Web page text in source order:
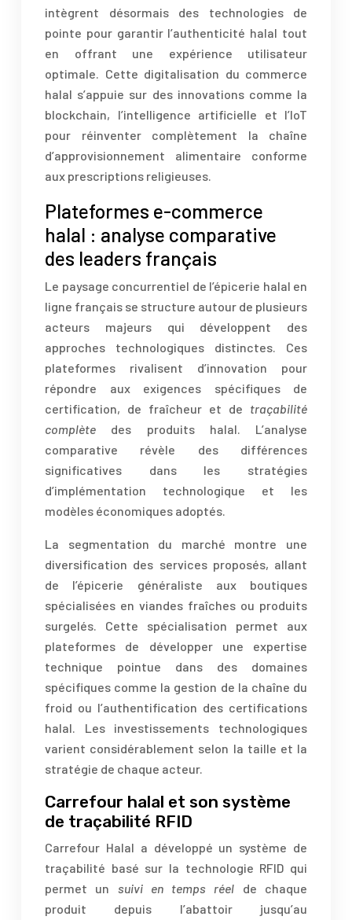
intègrent désormais des technologies de
pointe pour garantir l’authenticité halal tout
en offrant une expérience utilisateur
optimale. Cette digitalisation du commerce
halal s’appuie sur des innovations comme la
blockchain, l’intelligence artificielle et l’IoT
pour réinventer complètement la chaîne
d’approvisionnement alimentaire conforme
aux prescriptions religieuses.
Plateformes e-commerce
halal : analyse comparative
des leaders français
Le paysage concurrentiel de l’épicerie halal en
ligne français se structure autour de plusieurs
acteurs majeurs qui développent des
approches technologiques distinctes. Ces
plateformes rivalisent d’innovation pour
répondre aux exigences spécifiques de
certification, de fraîcheur et de traçabilité
complète des produits halal. L’analyse
comparative révèle des différences
significatives dans les stratégies
d’implémentation technologique et les
modèles économiques adoptés.
La segmentation du marché montre une
diversification des services proposés, allant
de l’épicerie généraliste aux boutiques
spécialisées en viandes fraîches ou produits
surgelés. Cette spécialisation permet aux
plateformes de développer une expertise
technique pointue dans des domaines
spécifiques comme la gestion de la chaîne du
froid ou l’authentification des certifications
halal. Les investissements technologiques
varient considérablement selon la taille et la
stratégie de chaque acteur.
Carrefour halal et son système
de traçabilité RFID
Carrefour Halal a développé un système de
traçabilité basé sur la technologie RFID qui
permet un suivi en temps réel de chaque
produit depuis l’abattoir jusqu’au